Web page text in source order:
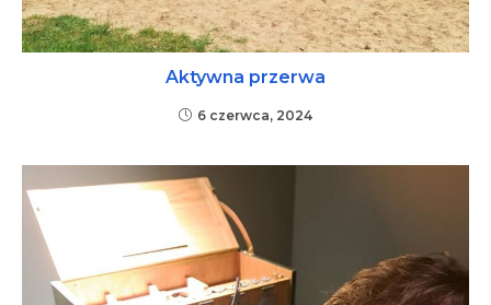
Aktywna przerwa
6 czerwca, 2024